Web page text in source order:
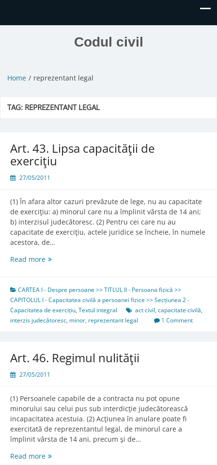
Codul civil
Home reprezentant legal
TAG: REPREZENTANT LEGAL
Art. 43. Lipsa capacităţii de
exerciţiu
27/05/2011
(1) În afara altor cazuri prevăzute de lege, nu au capacitate
de exerciţiu: a) minorul care nu a împlinit vârsta de 14 ani;
b) interzisul judecătoresc. (2) Pentru cei care nu au
capacitate de exerciţiu, actele juridice se încheie, în numele
acestora, de…
Read moreArt.
capacităţii
de
exerciţiu
CARTEA I - Despre persoane >> TITLUL II - Persoana fizică >>
CAPITOLUL I - Capacitatea civilă a persoanei fizice >> Secțiunea 2 -
Capacitatea de exercițiu,Textul integral act civil,capacitate civilă,
interzis judecătoresc, minor, reprezentant legal 1 Comment
Art. 46. Regimul nulităţii
27/05/2011
(1) Persoanele capabile de a contracta nu pot opune
minorului sau celui pus sub interdicţie judecătorească
incapacitatea acestuia. (2) Acţiunea în anulare poate fi
exercitată de reprezentantul legal, de minorul care a
împlinit vârsta de 14 ani, precum şi de…
Read moreArt.